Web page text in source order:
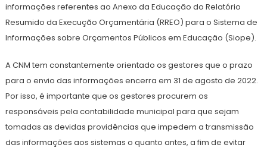
informações referentes ao Anexo da Educação do Relatório
Resumido da Execução Orçamentária (RREO) para o Sistema de
Informações sobre Orçamentos Públicos em Educação (Siope).
A CNM tem constantemente orientado os gestores que o prazo
para o envio das informações encerra em 31 de agosto de 2022.
Por isso, é importante que os gestores procurem os
responsáveis pela contabilidade municipal para que sejam
tomadas as devidas providências que impedem a transmissão
das informações aos sistemas o quanto antes, a fim de evitar